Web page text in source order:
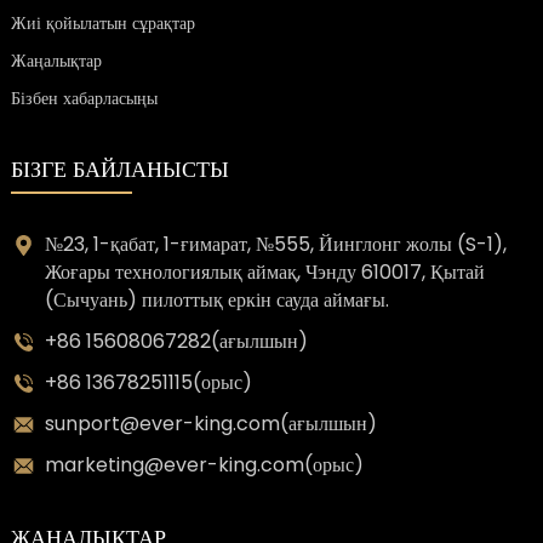
Жиі қойылатын сұрақтар
Жаңалықтар
Бізбен хабарласыңы
БІЗГЕ БАЙЛАНЫСТЫ
№23, 1-қабат, 1-ғимарат, №555, Йинглонг жолы (S-1),
Жоғары технологиялық аймақ, Чэнду 610017, Қытай
(Сычуань) пилоттық еркін сауда аймағы.
+86 15608067282(ағылшын)
+86 13678251115(орыс)
sunport@ever-king.com(ағылшын)
marketing@ever-king.com(орыс)